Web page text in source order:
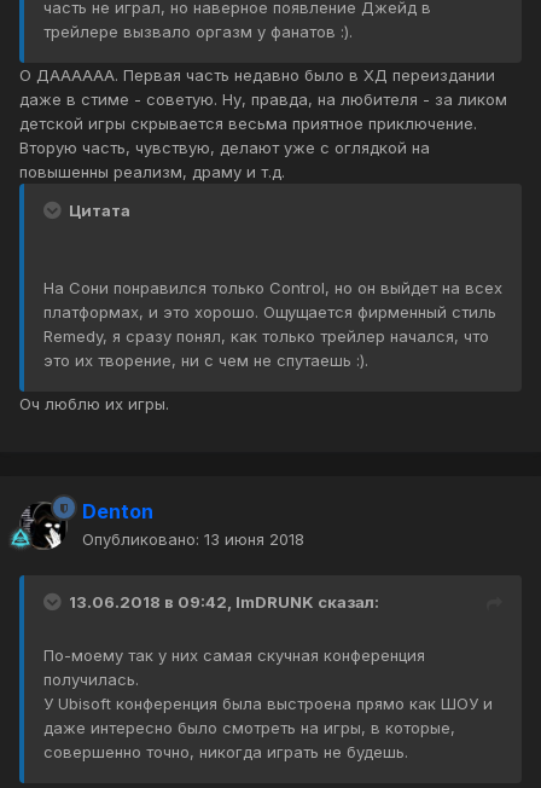
часть не играл, но наверное появление Джейд в
трейлере вызвало оргазм у фанатов :).
О ДАААААА. Первая часть недавно было в ХД переиздании
даже в стиме - советую. Ну, правда, на любителя - за ликом
детской игры скрывается весьма приятное приключение.
Вторую часть, чувствую, делают уже с оглядкой на
повышенны реализм, драму и т.д.
Цитата
На Сони понравился только Control, но он выйдет на всех
платформах, и это хорошо. Ощущается фирменный стиль
Remedy, я сразу понял, как только трейлер начался, что
это их творение, ни с чем не спутаешь :).
Оч люблю их игры.
Denton
Опубликовано: 13 июня 2018
13.06.2018 в 09:42, ImDRUNK сказал:
По-моему так у них самая скучная конференция
получилась.
У Ubisoft конференция была выстроена прямо как ШОУ и
даже интересно было смотреть на игры, в которые,
совершенно точно, никогда играть не будешь.